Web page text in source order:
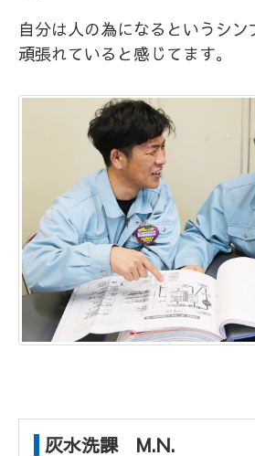
自分は人の為になるというシン
頑張れていると感じてます。
灰水洗課 M.N.